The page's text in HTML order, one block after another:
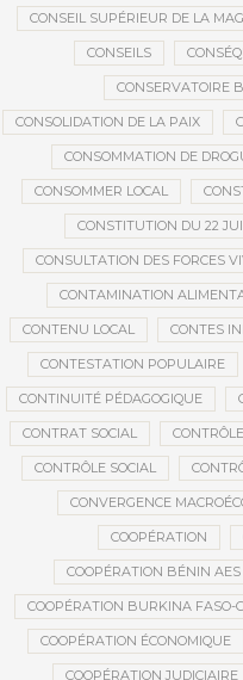
CONSEIL SUPÉRIEUR DE LA
CONSEILS
CONSERVATOIRE
CONSOLIDATION DE LA PAIX
CONSOMMATION DE
CONSOMMER LOCAL
CONSTITUTION DU 22
CONSULTATION DES FORCES
CONTAMINATION
CONTENU LOCAL CONTES
CONTESTATION POPULAIRE
CONTINUITÉ PÉDAGOGIQUE
CONTRAT SOCIAL
CONTRÔLE SOCIAL
CONVERGENCE
COOPÉRATION
COOPÉRATION BÉNIN AES
COOPÉRATION BURKINA FASO-
COOPÉRATION ÉCONOMIQUE
COOPÉRATION JUDICIAIRE